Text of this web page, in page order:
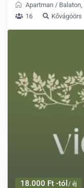
Apartman / Balaton,
16
Kővágóörs
18.000 Ft -tól / éj